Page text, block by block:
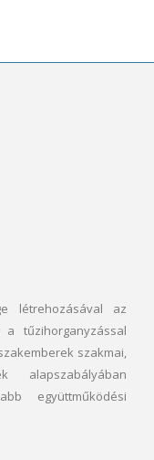
létrehozásával az
tűzihorganyzással
szakmai,
alapszabályában
együttműködési